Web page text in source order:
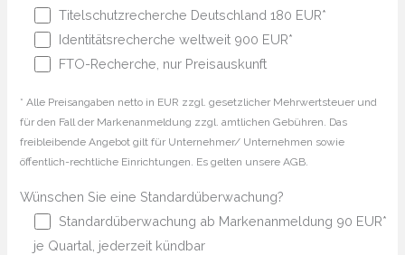
Titelschutzrecherche Deutschland 180 EUR*
Identitätsrecherche weltweit 900 EUR*
FTO-Recherche, nur Preisauskunft
* Alle Preisangaben netto in EUR zzgl. gesetzlicher Mehrwertsteuer und
für den Fall der Markenanmeldung zzgl. amtlichen Gebühren. Das
freibleibende Angebot gilt für Unternehmer/ Unternehmen sowie
öffentlich-rechtliche Einrichtungen. Es gelten unsere AGB.
Wünschen Sie eine Standardüberwachung?
Standardüberwachung ab Markenanmeldung 90 EUR*
je Quartal, jederzeit kündbar